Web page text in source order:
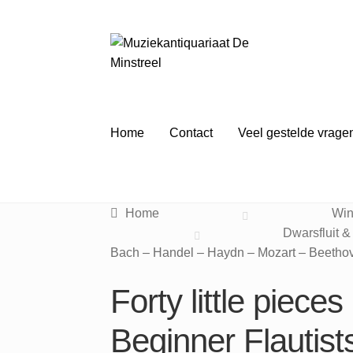
Ga
door
Ga
naar
Home Contact Veel gestelde
Home
Dwarsfluit
Bach – Handel – Haydn – Mozart –
Forty little
Beginner